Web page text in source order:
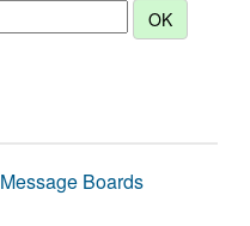
Message Boards